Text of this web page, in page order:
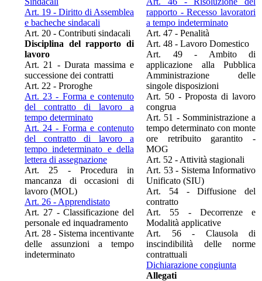
Art. 19 - Diritto di Assemblea
e bacheche sindacali
Art. 20 - Contributi sindacali
Disciplina del rapporto di
lavoro
Art. 21 - Durata massima e
successione dei contratti
Art. 22 - Proroghe
Art. 23 - Forma e contenuto
del contratto di lavoro a
tempo determinato
Art. 24 - Forma e contenuto
del contratto di lavoro a
tempo indeterminato e della
lettera di assegnazione
Art. 25 - Procedura in
mancanza di occasioni di
lavoro (MOL)
Art. 26 - Apprendistato
Art. 27 - Classificazione del
personale ed inquadramento
Art. 28 - Sistema incentivante
delle assunzioni a tempo
indeterminato
rapporto - Recesso lavoratori
a tempo indeterminato
Art. 47 - Penalità
Art. 48 - Lavoro Domestico
Art. 49 - Ambito di
applicazione alla Pubblica
Amministrazione delle
singole disposizioni
Art. 50 - Proposta di lavoro
congrua
Art. 51 - Somministrazione a
tempo determinato con monte
ore retribuito garantito -
MOG
Art. 52 - Attività stagionali
Art. 53 - Sistema Informativo
Unificato (SIU)
Art. 54 - Diffusione del
contratto
Art. 55 - Decorrenze e
Modalità applicative
Art. 56 - Clausola di
inscindibilità delle norme
contrattuali
Dichiarazione congiunta
Allegati